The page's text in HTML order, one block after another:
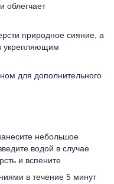
облегчает
природное сияние, а
укрепляющим
для дополнительного
небольшое
водой в случае
и вспените
в течение 5 минут